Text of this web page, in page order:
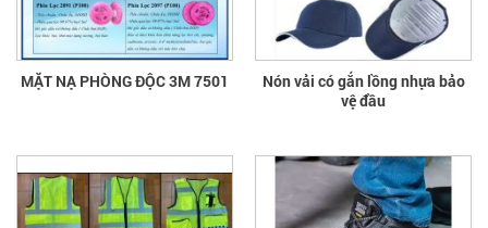
MẶT NẠ PHÒNG ĐỘC 3M 7501
Nón vải có gắn lồng nhựa bảo
vệ đầu